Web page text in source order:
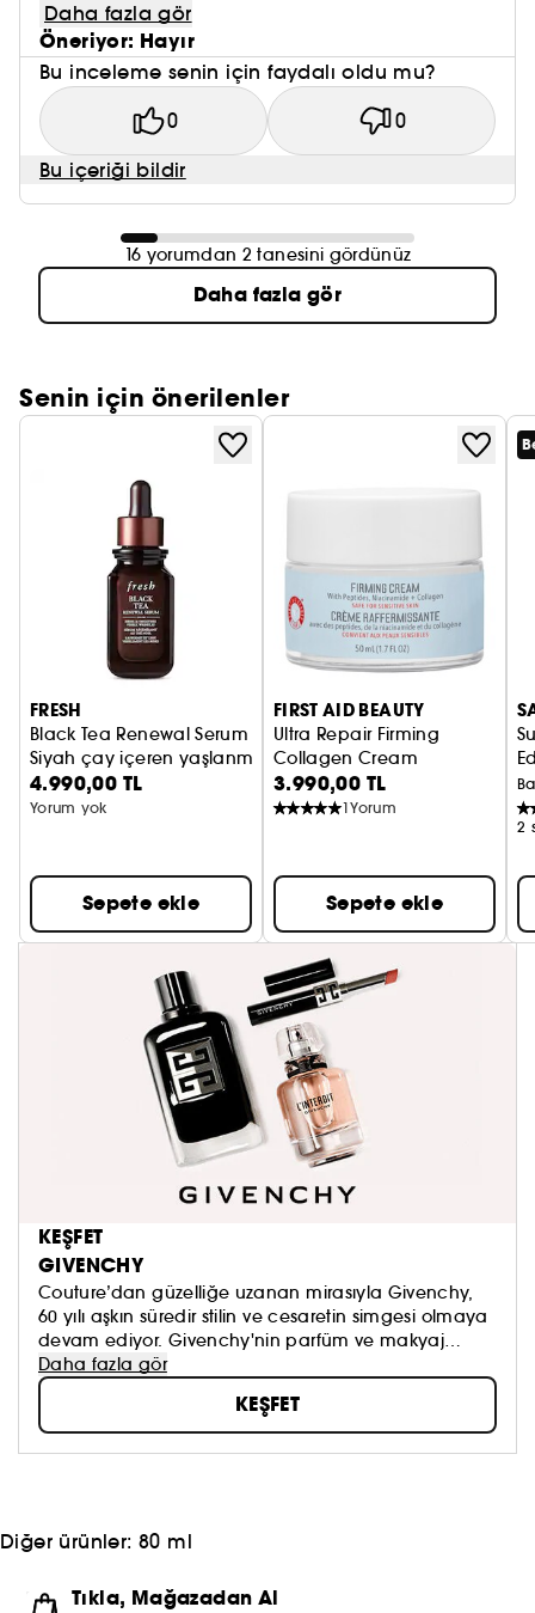
Daha fazla gör
Öneriyor: Hayır
Bu inceleme senin için faydalı oldu mu?
0 0
Bu içeriği bildir
16 yorumdan 2 tanesini gördünüz
Daha fazla gör
Senin için önerilenler
FRESH
Black Tea Renewal Serum
Siyah çay içeren yaşlanma karşıtı yenileyici serum
4.990,00 TL
Yorum yok
Sepete ekle
FIRST AID BEAUTY
Ultra Repair Firming
Collagen Cream
Peptitli sıkılaştırıcı krem
3.990,00 TL
1Yorum
Sepete ekle
2
KEŞFET
GIVENCHY
Couture’dan güzelliğe uzanan mirasıyla Givenchy,
60 yılı aşkın süredir stilin ve cesaretin simgesi olmaya
devam ediyor. Givenchy'nin parfüm ve makyaj
dünyası, kadınlara ve erkeklere kendilerini özgürce
yeniden keşfetmeleri için cesur ve yenilikçi
koleksiyonlar sunuyor. Duyusallık, renk ve kalitenin
buluştuğu Givenchy’nin zamansız ve ikonik serileri,
çarpıcı ve unutulmaz bir duruş sergilemen için ilham
Daha fazla gör
KEŞFET
Diğer ürünler:80 ml
Tıkla, Mağazadan Al